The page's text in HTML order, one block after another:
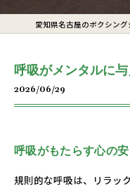
呼吸がメンタルに
2026/06/29
呼吸がもたらす心の
規則的な呼吸は、リラッ